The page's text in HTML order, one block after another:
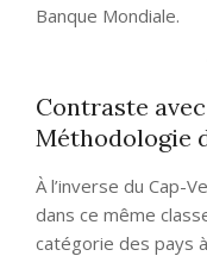
Banque Mondiale.
Contraste
Méthodologie
À l’inverse du Cap-
dans ce même
catégorie des pays